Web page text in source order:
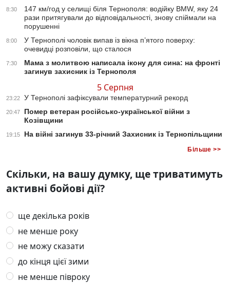
8:30
147 км/год у селищі біля Тернополя: водійку BMW, яку 24
рази притягували до відповідальності, знову спіймали на
порушенні
8:00
У Тернополі чоловік випав із вікна п’ятого поверху:
очевидці розповіли, що сталося
7:30
Мама з молитвою написала ікону для сина: на фронті
загинув захисник із Тернополя
5 Серпня
23:22 У Тернополі зафіксували температурний рекорд
20:47
Помер ветеран російсько-української війни з
Козівщини
19:15 На війні загинув 33-річний Захисник із Тернопільщини
Більше >>
Скільки, на вашу думку, ще триватимуть
активні бойові дії?
ще декілька років
не менше року
не можу сказати
до кінця цієї зими
не менше півроку